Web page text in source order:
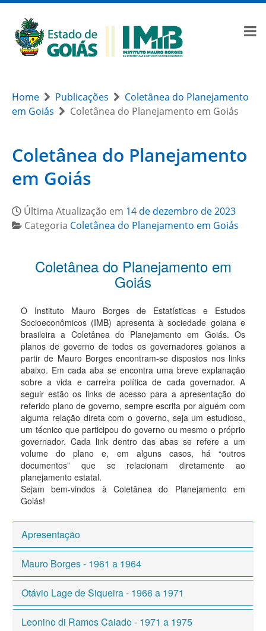
Home Publicações
Coletânea do Planejamento
em Goiás
Coletânea do Planejamento em Goiás
Coletânea do Planejamento
em Goiás
Última Atualização em 14 de dezembro de 2023
Categoria Coletânea do Planejamento em Goiás